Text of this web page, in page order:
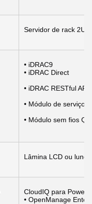
Servidor de rack 2U
• iDRAC9
• iDRAC Direct
• iDRAC RESTful API
• Módulo de serviço
• Módulo sem fios
Lâmina LCD ou
CloudIQ para
• OpenManage